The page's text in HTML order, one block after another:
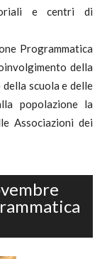
e centri di
Programmatica
della
scuola e delle
popolazione la
Associazioni dei